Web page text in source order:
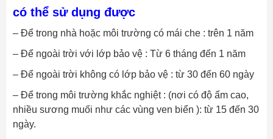
có thể sử dụng được
– Để trong nhà hoặc môi trường có mái che : trên 1 năm
– Để ngoài trời với lớp bảo vệ : Từ 6 tháng đến 1 năm
– Để ngoài trời không có lớp bảo vệ : từ 30 đến 60 ngày
– Để trong môi trường khắc nghiệt : (nơi có độ ẩm cao,
nhiều sương muối như các vùng ven biển ): từ 15 đến 30
ngày.